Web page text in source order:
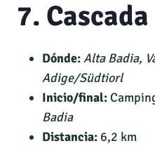
7.
Dónde:Alta Badia,
Adige/Südtiorl
Inicio/final:
Badia
Distancia: 6,2 km